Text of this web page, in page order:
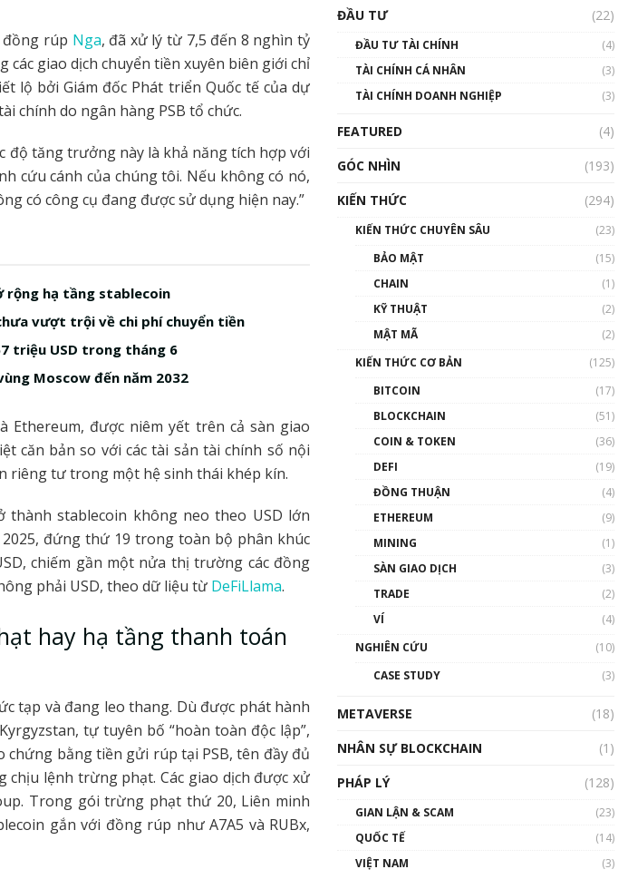
đồng rúp Nga, đã xử lý từ 7,5 đến 8 nghìn tỷ
giao dịch chuyển tiền xuyên biên giới chỉ
lộ bởi Giám đốc Phát triển Quốc tế của dự
chính do ngân hàng PSB tổ chức.
độ tăng trưởng này là khả năng tích hợp với
cứu cánh của chúng tôi. Nếu không có nó,
có công cụ đang được sử dụng hiện nay.”
rộng hạ tầng stablecoin
vượt trội về chi phí chuyển tiền
triệu USD trong tháng 6
Moscow đến năm 2032
Ethereum, được niêm yết trên cả sàn giao
căn bản so với các tài sản tài chính số nội
riêng tư trong một hệ sinh thái khép kín.
stablecoin không neo theo USD lớn
đứng thứ 19 trong toàn bộ phân khúc
chiếm gần một nửa thị trường các đồng
phải USD, theo dữ liệu từ DeFiLlama.
hay hạ tầng thanh toán
tạp và đang leo thang. Dù được phát hành
tự tuyên bố “hoàn toàn độc lập”,
chứng bằng tiền gửi rúp tại PSB, tên đầy đủ
chịu lệnh trừng phạt. Các giao dịch được xử
Trong gói trừng phạt thứ 20, Liên minh
gắn với đồng rúp như A7A5 và RUBx,
uptrend trong năm 2023? |
Phổ cập Blockchain
00:02:14
Nhìn lại năm 2022: Những
nhân vật ảnh hưởng nhất
hệ sinh thái tiền mã hoá |
Blockchain
Nhân sự tương lại ngành
Blockchain Việt Nam | Phổ
cập Blockchain
Blockchain đang được ứng
01:34:46
ĐẦU TƯ (22)
ĐẦU TƯ TÀI CHÍNH
(4)
TÀI CHÍNH CÁ NHÂN
(3)
TÀI CHÍNH DOANH NGHIỆP
(3)
FEATURED
(4)
GÓC NHÌN
(193)
KIẾN THỨC
(294)
KIẾN THỨC CHUYÊN SÂU
(23)
BẢO MẬT
(15)
CHAIN
(1)
KỸ THUẬT
(2)
MẬT MÃ
(2)
KIẾN THỨC CƠ BẢN
(125)
BITCOIN
(17)
BLOCKCHAIN
(51)
COIN & TOKEN
(36)
DEFI
(19)
ĐỒNG THUẬN
(4)
ETHEREUM
(9)
MINING
(1)
SÀN GIAO DỊCH
(3)
TRADE
(2)
VÍ
(4)
NGHIÊN CỨU
(10)
CASE STUDY
(3)
METAVERSE
(18)
NHÂN SỰ BLOCKCHAIN
(1)
PHÁP LÝ
(128)
GIAN LẬN & SCAM
(23)
QUỐC TẾ
(14)
VIỆT NAM
(3)